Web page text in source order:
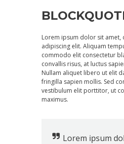
Lorem ipsum dolor sit amet,
adipiscing elit. Aliquam
commodo elit consectetur
convallis risus, at luctus
Nullam aliquet libero ut elit
fringilla sapien mollis. Sed
vestibulum elit porttitor, ut
maximus.
Lorem ipsum